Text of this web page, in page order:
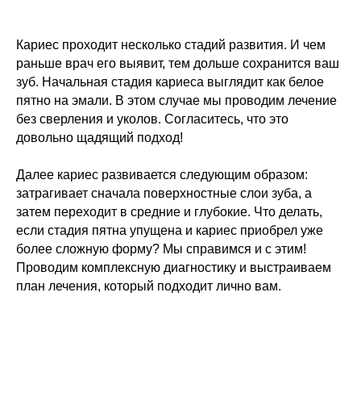
Кариес проходит несколько стадий развития. И чем
раньше врач его выявит, тем дольше сохранится ваш
зуб. Начальная стадия кариеса выглядит как белое
пятно на эмали. В этом случае мы проводим лечение
без сверления и уколов. Согласитесь, что это
довольно щадящий подход!
Далее кариес развивается следующим образом:
затрагивает сначала поверхностные слои зуба, а
затем переходит в средние и глубокие. Что делать,
если стадия пятна упущена и кариес приобрел уже
более сложную форму? Мы справимся и с этим!
Проводим комплексную диагностику и выстраиваем
план лечения, который подходит лично вам.